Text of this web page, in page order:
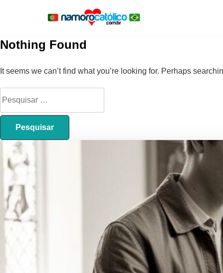
Nothing Found
It seems we can’t find what you’re looking for. Perhaps